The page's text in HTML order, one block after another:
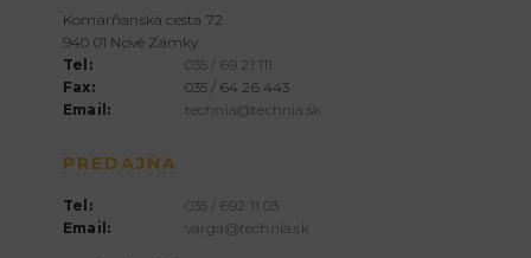
Komárňanská cesta 72
940 01 Nové Zámky
Tel:
035 / 69 21 111
Fax:
035 / 64 26 443
Email:
technia@technia.sk
PREDAJŇA
Tel:
035 / 692 11 03
Email:
varga@technia.sk